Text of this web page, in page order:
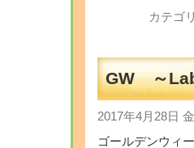
カテゴ
GW ～
2017年4月28日
ゴールデンウィ